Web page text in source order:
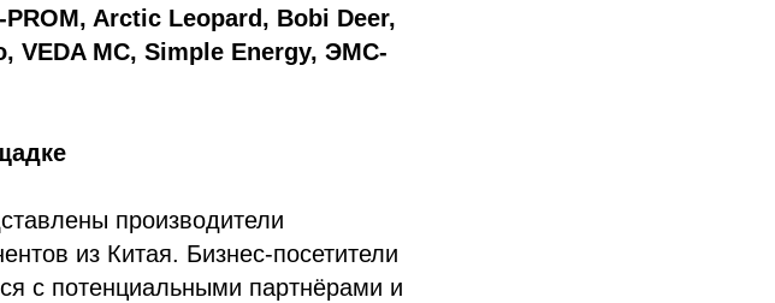
Arctic Leopard, Bobi Deer,
VEDA MC, Simple Energy, ЭМС-
производители
из Китая. Бизнес-посетители
с потенциальными партнёрами и